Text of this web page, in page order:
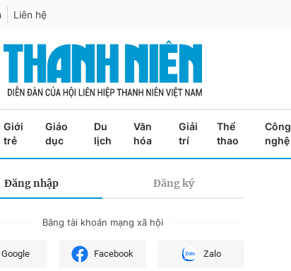
Liên hệ
Giới
trẻ
Giáo
dục
Du
lịch
Văn
hóa
Giải
trí
Thể
thao
Công
nghệ
Đăng nhập Đăng ký
Bằng tài khoản mạng xã hội
Google Facebook Zalo